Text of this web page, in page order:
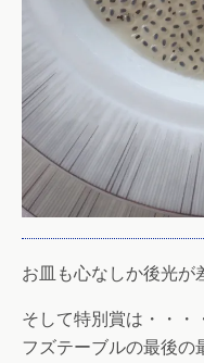
お皿も心なしか後光が
そして特別賞は・・・
フズテーブルの最後